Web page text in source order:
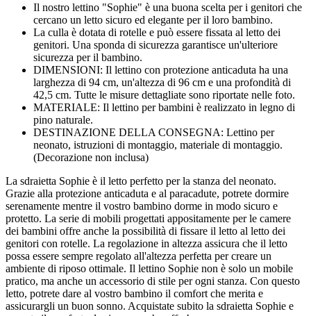
Il nostro lettino "Sophie" è una buona scelta per i genitori che
cercano un letto sicuro ed elegante per il loro bambino.
La culla è dotata di rotelle e può essere fissata al letto dei
genitori. Una sponda di sicurezza garantisce un'ulteriore
sicurezza per il bambino.
DIMENSIONI: Il lettino con protezione anticaduta ha una
larghezza di 94 cm, un'altezza di 96 cm e una profondità di
42,5 cm. Tutte le misure dettagliate sono riportate nelle foto.
MATERIALE: Il lettino per bambini è realizzato in legno di
pino naturale.
DESTINAZIONE DELLA CONSEGNA: Lettino per
neonato, istruzioni di montaggio, materiale di montaggio.
(Decorazione non inclusa)
La sdraietta Sophie è il letto perfetto per la stanza del neonato.
Grazie alla protezione anticaduta e al paracadute, potrete dormire
serenamente mentre il vostro bambino dorme in modo sicuro e
protetto. La serie di mobili progettati appositamente per le camere
dei bambini offre anche la possibilità di fissare il letto al letto dei
genitori con rotelle. La regolazione in altezza assicura che il letto
possa essere sempre regolato all'altezza perfetta per creare un
ambiente di riposo ottimale. Il lettino Sophie non è solo un mobile
pratico, ma anche un accessorio di stile per ogni stanza. Con questo
letto, potrete dare al vostro bambino il comfort che merita e
assicurargli un buon sonno. Acquistate subito la sdraietta Sophie e